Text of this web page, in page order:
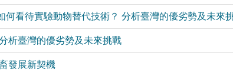
何看待實驗動物替代技術？ 分析臺灣的優劣勢及未來
析臺灣的優劣勢及未來挑戰
發展新契機